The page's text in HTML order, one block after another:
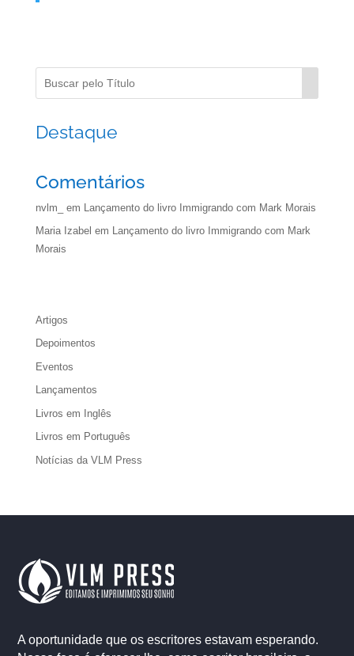
Destaque
Comentários
nvlm_ em Lançamento do livro Immigrando com Mark Morais
Maria Izabel em Lançamento do livro Immigrando com Mark
Morais
Artigos
Depoimentos
Eventos
Lançamentos
Livros em Inglês
Livros em Português
Notícias da VLM Press
A oportunidade que os escritores estavam esperando.